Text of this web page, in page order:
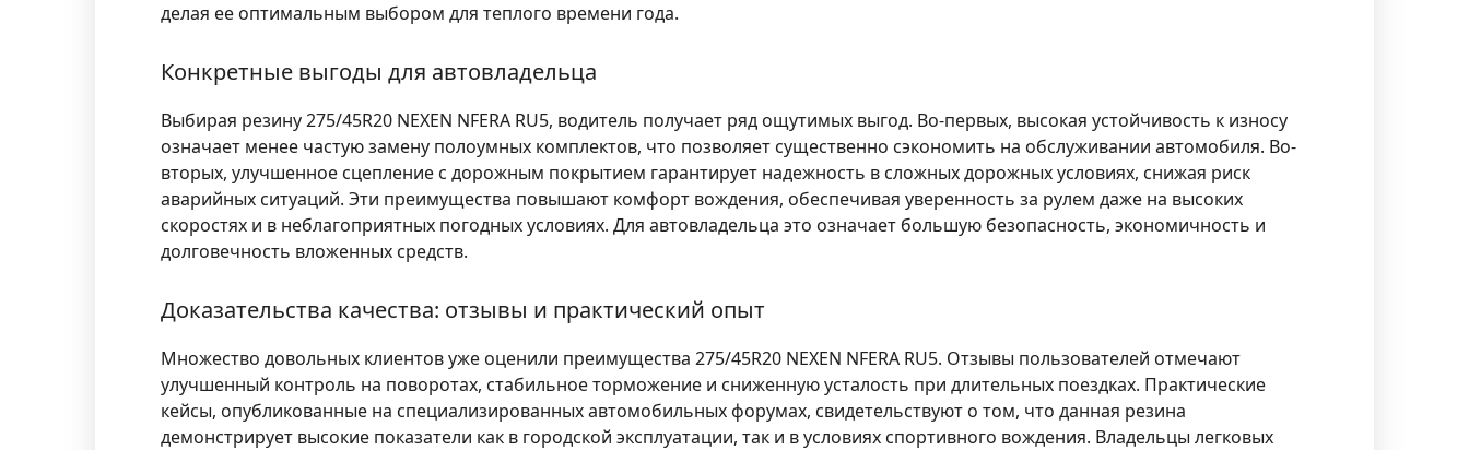
делая ее оптимальным выбором для теплого времени года.
Конкретные выгоды для автовладельца
Выбирая резину 275/45R20 NEXEN NFERA RU5, водитель получает ряд ощутимых выгод. Во-первых, высокая устойчивость к износу
означает менее частую замену полоумных комплектов, что позволяет существенно сэкономить на обслуживании автомобиля. Во-
вторых, улучшенное сцепление с дорожным покрытием гарантирует надежность в сложных дорожных условиях, снижая риск
аварийных ситуаций. Эти преимущества повышают комфорт вождения, обеспечивая уверенность за рулем даже на высоких
скоростях и в неблагоприятных погодных условиях. Для автовладельца это означает большую безопасность, экономичность и
долговечность вложенных средств.
Доказательства качества: отзывы и практический опыт
Множество довольных клиентов уже оценили преимущества 275/45R20 NEXEN NFERA RU5. Отзывы пользователей отмечают
улучшенный контроль на поворотах, стабильное торможение и сниженную усталость при длительных поездках. Практические
кейсы, опубликованные на специализированных автомобильных форумах, свидетельствуют о том, что данная резина
демонстрирует высокие показатели как в городской эксплуатации, так и в условиях спортивного вождения. Владельцы легковых